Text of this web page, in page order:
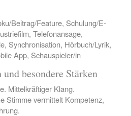
Beitrag/Feature, Schulung/E-
Telefonansage,
Synchronisation, Hörbuch/Lyrik,
App, Schauspieler/in
besondere Stärken
Mittelkräftiger Klang.
Stimme vermittelt Kompetenz,